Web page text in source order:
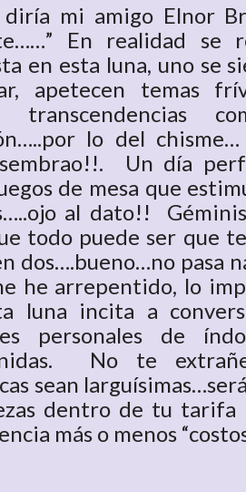
mi amigo Elnor
En realidad se
en esta luna, uno se
apetecen temas
transcendencias
lo del
Un día
de mesa que
al dato!!
todo puede ser que
dos….bueno…no pasa
he arrepentido, lo
luna incita a
personales de
No te
sean
dentro de tu tarifa
más o menos